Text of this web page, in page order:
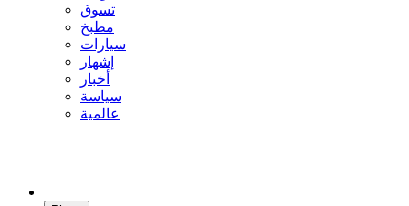
تسوق
مطبخ
سيارات
إشهار
أخبار
سياسة
عالمية